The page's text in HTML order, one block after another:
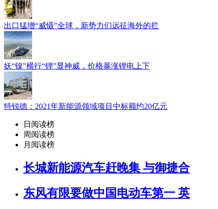
出口猛增“威慑”全球，新势力们远征海外的拦
妖“镍”横行“锂”显神威，价格暴涨锂电上下
特锐德：2021年新能源领域项目中标额约20亿元
日阅读榜
周阅读榜
月阅读榜
长城新能源汽车赶晚集 与御捷合
东风有限要做中国电动车第一 英